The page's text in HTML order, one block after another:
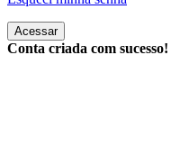
Acessar
Conta criada com sucesso!